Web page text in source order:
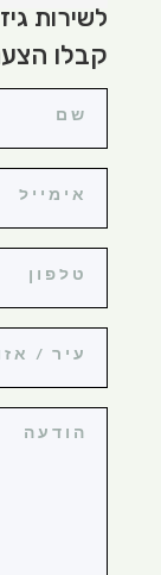
לשירות
קבלו